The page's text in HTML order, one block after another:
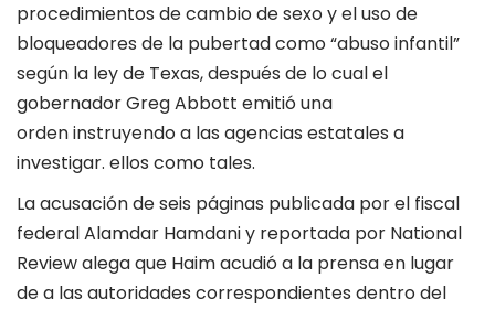
procedimientos de cambio de sexo y el uso de
bloqueadores de la pubertad como “abuso infantil”
según la ley de Texas, después de lo cual el
gobernador Greg Abbott emitió una
orden instruyendo a las agencias estatales a
investigar. ellos como tales.
La acusación de seis páginas publicada por el fiscal
federal Alamdar Hamdani y reportada por National
Review alega que Haim acudió a la prensa en lugar
de a las autoridades correspondientes dentro del